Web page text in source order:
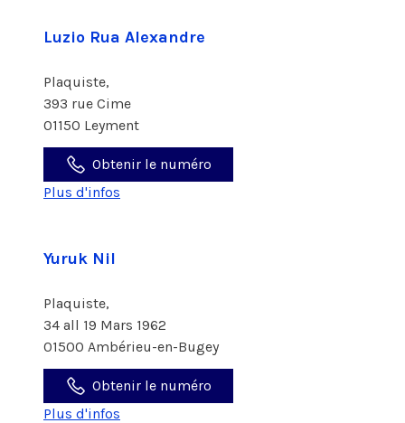
Luzio Rua Alexandre
Plaquiste,
393 rue Cime
01150 Leyment
Obtenir le numéro
Plus d'infos
Yuruk Nil
Plaquiste,
34 all 19 Mars 1962
01500 Ambérieu-en-Bugey
Obtenir le numéro
Plus d'infos